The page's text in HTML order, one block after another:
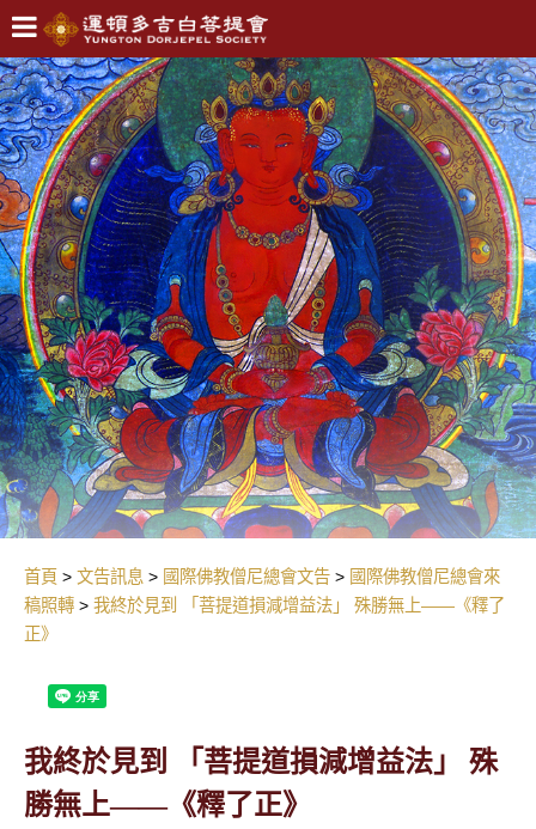
首頁 文告訊息 國際佛教僧尼總會文告
國際佛教僧尼總會來
稿照轉
我終於見到 「菩提道損減增益法」 殊勝無上——《釋了
正》
我終於見到 「菩提道損減增益法」 殊
勝無上——《釋了正》